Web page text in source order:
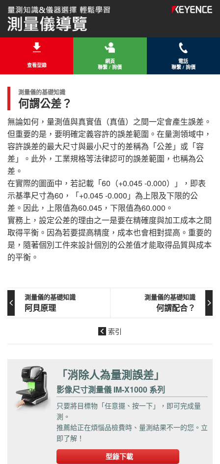
查看型錄
網頁
聯繫 / 詢價
電話
聯繫 / 詢價
測量儀的基礎知識
何謂公差？
無論如何，量測值與真實值（真值）之間一定會產生誤差。
但重要的是，要明確定義容許的誤差範圍。在量測領域中，
容許誤差的最大尺寸與最小尺寸的差稱為「公差」或「容
差」。此外，工業規格等法律認可的誤差範圍，也稱為公
差。
在實際的圖面中，若記載「60（+0.045 -0.000）」，即表
示基準尺寸為60，「+0.045 -0.000」為上限及下限的公
差。因此，上限值為60.045，下限值為60.000。
實務上，設定公差的理由之一是要在精確度與加工成本之間
取得平衡。因為若要提高精度，成本也會相對提高。重要的
是，隨著個別工件來設計個別的公差值才能取得品質與成本
的平衡。
測量儀的基礎知識
阿貝原理
測量儀的基礎知識
何謂配合？
索引
「消除人為量測誤差」
影像尺寸測量儀 IM-X1000 系列
只要將目標物「任意擺、按一下」，即可完成量
測。
推薦給正在煩惱品檢費時、量測結果不一的您。立
即了解！
型錄下載